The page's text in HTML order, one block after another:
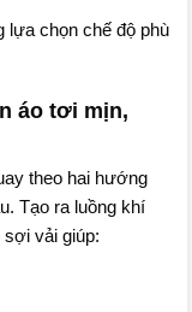
lựa chọn chế độ phù
áo tơi mịn,
theo hai hướng
Tạo ra luồng khí
sợi vải giúp: